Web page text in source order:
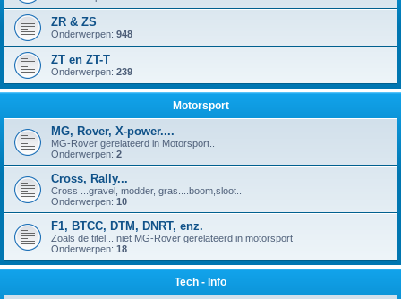
ZR & ZS
Onderwerpen: 948
ZT en ZT-T
Onderwerpen: 239
Motorsport
MG, Rover, X-power....
MG-Rover gerelateerd in Motorsport..
Onderwerpen: 2
Cross, Rally...
Cross ...gravel, modder, gras....boom,sloot..
Onderwerpen: 10
F1, BTCC, DTM, DNRT, enz.
Zoals de titel... niet MG-Rover gerelateerd in motorsport
Onderwerpen: 18
Tech - Info